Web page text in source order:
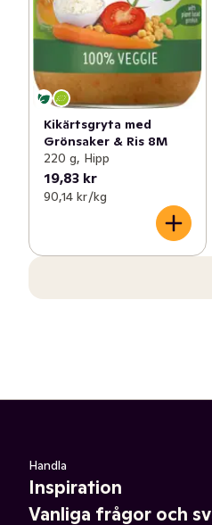
Kikärtsgryta med
Grönsaker & Ris 8M
220 g, Hipp
19,83 kr
90,14 kr /kg
Handla
Inspiration
Vanliga frågor och